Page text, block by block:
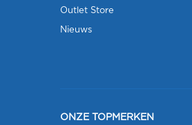
Outlet Store
Nieuws
ONZE TOPMERKEN